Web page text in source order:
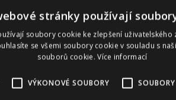
stránky používají
soubory cookie ke zlepšení uživatelského
se všemi soubory cookie v souladu s
souborů cookie.Více informací
VÝKONOVÉ SOUBORY